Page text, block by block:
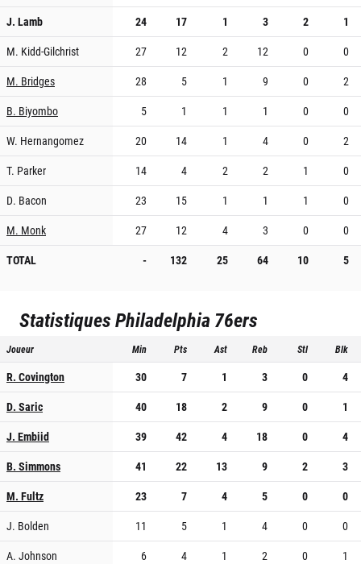
J. Lamb
24 17 1 3 2
1
M. Kidd-Gilchrist
27 12 2 12 0
0
M. Bridges
28 5 1 9 0
2
B. Biyombo
5 1 1 1 0
0
W. Hernangomez
20 14 1 4 0
2
T. Parker
14 4 2 2 1
0
D. Bacon
23 15 1 1 1
0
M. Monk
27 12 4 3 0
0
TOTAL
- 132 25 64 10 5
StatistiquesPhiladelphia 76ers
Joueur Min Pts Ast Reb Stl Blk
R. Covington 30 7 1 3 0
4
D. Saric
40 18 2 9 0
1
J. Embiid
39 42 4 18 0
4
B. Simmons
41 22 13 9 2
3
M. Fultz
23 7 4 5 0
0
J. Bolden
11 5 1 4 0
0
A. Johnson
6 4 1 2 0
1